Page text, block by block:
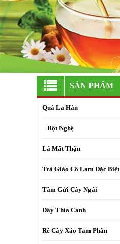
SẢN PHẨM
Quả La Hán
Bột Nghệ
Lá Mát Thận
Trà Giảo Cổ Lam Đặc Biệt
Tầm Gửi Cây Ngái
Dây Thìa Canh
Rễ Cây Xáo Tam Phân